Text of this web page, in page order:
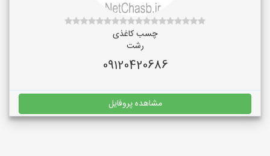
چسب کاغذی
رشت
09120420686
مشاهده پروفایل